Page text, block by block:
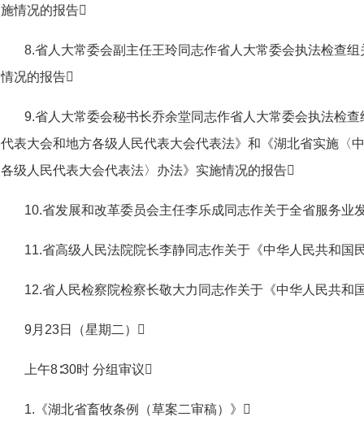
施情况的报告
8.省人大常委会副主任王玲同志作省人大常委会执法检查
情况的报告
9.省人大常委会秘书长乔余堂同志作省人大常委会执法检
代表大会和地方各级人民代表大会代表法》和《湖北省实施〈
各级人民代表大会代表法〉办法》实施情况的报告
10.省发展和改革委员会主任李乐成同志作关于全省服务业
11.省高级人民法院院长李静同志作关于《中华人民共和国
12.省人民检察院检察长敬大力同志作关于《中华人民共和
9月23日（星期二）
上午8∶30时 分组审议
1.《湖北省畜牧条例（草案二审稿）》